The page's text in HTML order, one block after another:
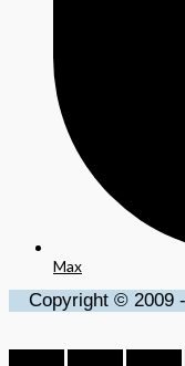
Max
Copyright © 2009